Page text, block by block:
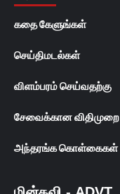
கதை கேளுங்கள்
செய்திமடல்கள்
விளம்பரம் செய்வதற்கு
சேவைக்கான விதிமுறை
அந்தரங்க கொள்கைகள்